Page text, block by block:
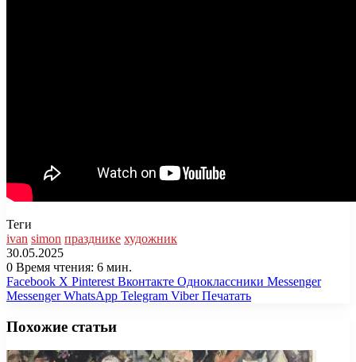
Теги
ivan simon празднике художник
30.05.2025
0 Время чтения: 6 мин.
Facebook X Pinterest Вконтакте Одноклассники Messenger
Messenger WhatsApp Telegram Viber Печатать
Похожие статьи